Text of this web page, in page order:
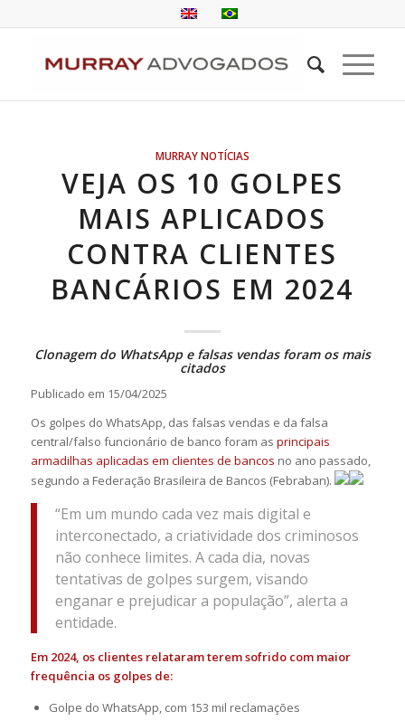
MURRAY NOTÍCIAS
VEJA OS 10 GOLPES
MAIS APLICADOS
CONTRA CLIENTES
BANCÁRIOS EM 2024
Clonagem do WhatsApp e falsas vendas foram os mais
citados
Publicado em 15/04/2025
Os golpes do WhatsApp, das falsas vendas e da falsa
central/falso funcionário de banco foram as principais
armadilhas aplicadas em clientes de bancos no ano passado,
segundo a Federação Brasileira de Bancos (Febraban).
“Em um mundo cada vez mais digital e
interconectado, a criatividade dos criminosos
não conhece limites. A cada dia, novas
tentativas de golpes surgem, visando
enganar e prejudicar a população”, alerta a
entidade.
Em 2024, os clientes relataram terem sofrido com maior
frequência os golpes de:
Golpe do WhatsApp, com 153 mil reclamações